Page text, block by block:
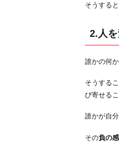
理
を
下
げ
5.
ゆ
考
そうする
2.人
誰かの何
そうする
び寄せる
誰かが自
その負の